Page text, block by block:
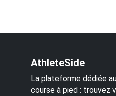
AthleteSide
La plateforme dédiée
course à pied : trouvez